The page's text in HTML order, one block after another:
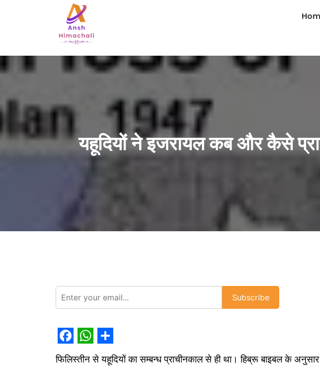
यहूदियों ने इजरायल कब और कैसे
Subscribe
Facebook
WhatsApp
Share
फिलिस्तीन से यहूदियों का सम्बन्ध प्राचीनकाल से ही था। हिब्रू बाइबल के